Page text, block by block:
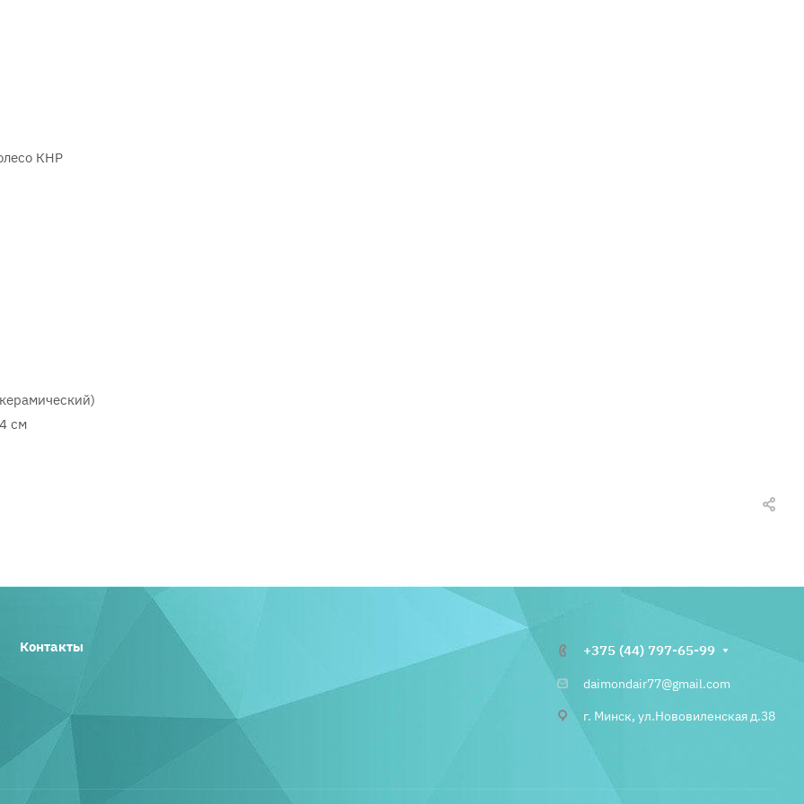
КНР
см
Контакты +375 (44) 797-65-99
daimondair77@gmail.com
г. Минск, ул.Нововиленская д.38